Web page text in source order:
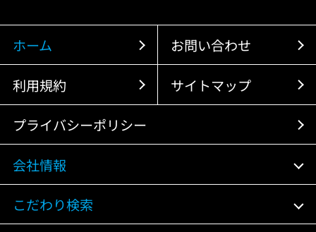
ホーム お問い合わせ
利用規約 サイトマップ
プライバシーポリシー
会社情報
こだわり検索